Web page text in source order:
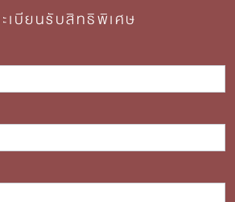
เบียนรับสิทธิพิเศษ